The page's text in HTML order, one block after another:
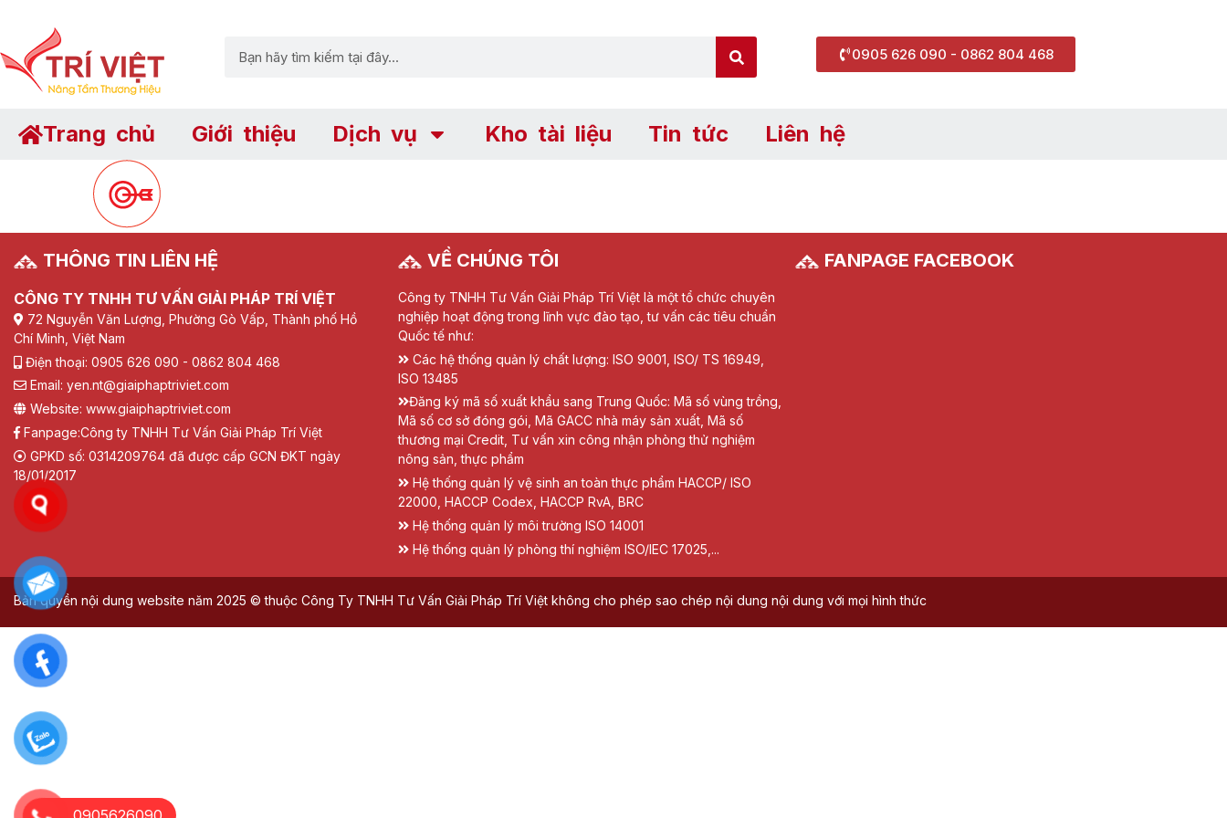
0905 626 090 - 0862 804 468
Trang chủ Giới thiệu Dịch vụ Kho tài liệu Tin tức Liên hệ
THÔNG TIN LIÊN HỆ
CÔNG TY TNHH TƯ VẤN GIẢI PHÁP TRÍ VIỆT
72 Nguyễn Văn Lượng, Phường Gò Vấp, Thành phố Hồ
Chí Minh, Việt Nam
Điện thoại: 0905 626 090 - 0862 804 468
Email: yen.nt@giaiphaptriviet.com
Website: www.giaiphaptriviet.com
Fanpage:Công ty TNHH Tư Vấn Giải Pháp Trí Việt
GPKD số: 0314209764 đã được cấp GCN ĐKT ngày
18/01/2017
VỀ CHÚNG TÔI
Công ty TNHH Tư Vấn Giải Pháp Trí Việt là một tổ chức chuyên
nghiệp hoạt động trong lĩnh vực đào tạo, tư vấn các tiêu chuẩn
Quốc tế như:
Các hệ thống quản lý chất lượng: ISO 9001, ISO/ TS 16949,
ISO 13485
Đăng ký mã số xuất khẩu sang Trung Quốc: Mã số vùng trồng,
Mã số cơ sở đóng gói, Mã GACC nhà máy sản xuất, Mã số
thương mại Credit, Tư vấn xin công nhận phòng thử nghiệm
nông sản, thực phẩm
Hệ thống quản lý vệ sinh an toàn thực phẩm HACCP/ ISO
22000, HACCP Codex, HACCP RvA, BRC
Hệ thống quản lý môi trường ISO 14001
Hệ thống quản lý phòng thí nghiệm ISO/IEC 17025,...
FANPAGE FACEBOOK
Bản quyền nội dung website năm 2025 © thuộc Công Ty TNHH Tư Vấn Giải Pháp Trí Việt không cho phép sao chép nội dung nội dung với mọi hình thức